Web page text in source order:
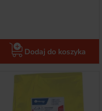
Dodaj do koszyka